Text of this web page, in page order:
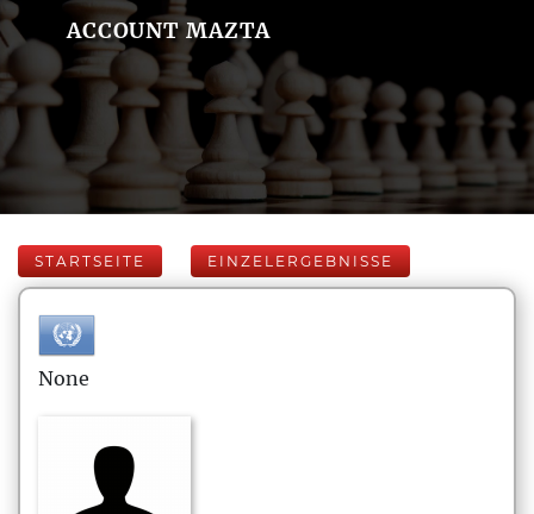
ACCOUNT MAZTA
STARTSEITE EINZELERGEBNISSE
None